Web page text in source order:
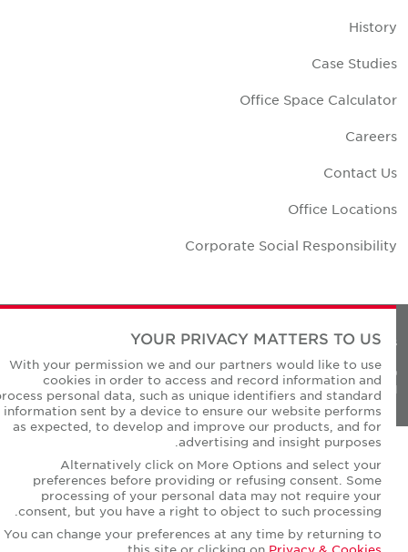
History
Case Studies
Office Space Calculator
Careers
Contact Us
Office Locations
Corporate Social Responsibility
Privacy Policies
© Copyright Cushman & Wakefield Core 2026.
All Rights Reserved.
YOUR PRIVACY MATTERS TO US
With your permission we and our partners would like to use
cookies in order to access and record information and
process personal data, such as unique identifiers and standard
information sent by a device to ensure our website performs
as expected, to develop and improve our products, and for
advertising and insight purposes.
Alternatively click on More Options and select your
preferences before providing or refusing consent. Some
processing of your personal data may not require your
consent, but you have a right to object to such processing.
You can change your preferences at any time by returning to
this site or clicking onPrivacy & Cookies
.